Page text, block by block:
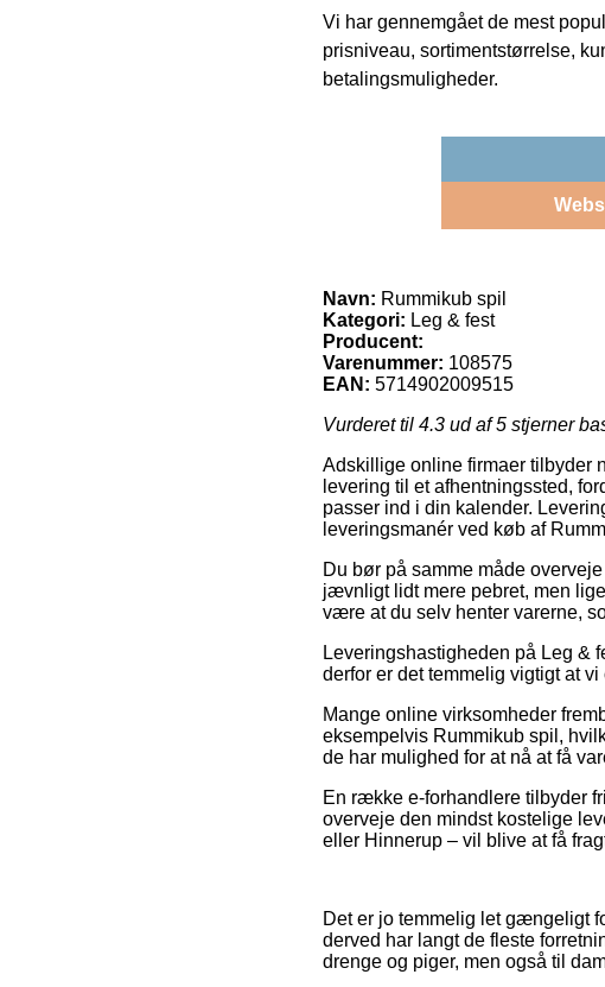
Vi har gennemgået de mest
prisniveau, sortimentstørrelse,
betalingsmuligheder.
Navn: Rummikub spil
Kategori: Leg & fest
Producent:
Varenummer: 108575
EAN: 5714902009515
Vurderet til 4.3 ud af 5 stjerner
Adskillige online firmaer tilbyder
levering til et afhentningssted,
passer ind i din kalender.
leveringsmanér ved køb af
Du bør på samme måde
jævnligt lidt mere pebret, men
være at du selv henter varerne,
Leveringshastigheden på Leg &
derfor er det temmelig vigtigt at
Mange online virksomheder
eksempelvis Rummikub spil,
de har mulighed for at nå at få
En række e-forhandlere tilbyder
overveje den mindst kostelige
eller Hinnerup – vil blive at få
Det er jo temmelig let gængeligt
derved har langt de fleste
drenge og piger, men også til